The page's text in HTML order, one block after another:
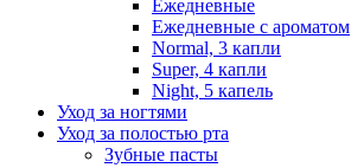
Ежедневные
Ежедневные с ароматом
Normal, 3 капли
Super, 4 капли
Night, 5 капель
Уход за ногтями
Уход за полостью рта
Зубные пасты